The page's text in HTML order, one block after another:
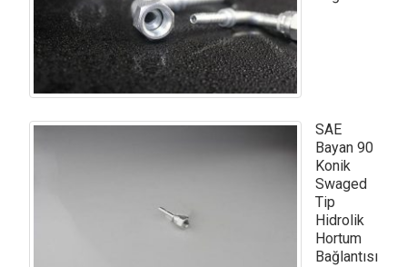
SAE
Bayan 90
Konik
Swaged
Tip
Hidrolik
Hortum
Bağlantısı